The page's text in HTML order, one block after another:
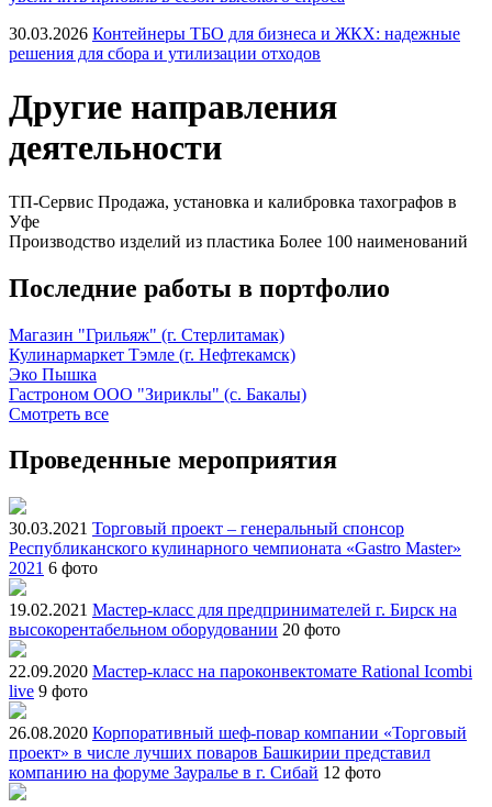
30.03.2026 Контейнеры ТБО для бизнеса и ЖКХ: надежные
решения для сбора и утилизации отходов
Другие направления
деятельности
ТП-Сервис Продажа, установка и калибровка тахографов в
Уфе
Производство изделий из пластика Более 100 наименований
Последние работы в портфолио
Магазин "Грильяж" (г. Стерлитамак)
Кулинармаркет Тэмле (г. Нефтекамск)
Эко Пышка
Гастроном ООО "Зириклы" (с. Бакалы)
Смотреть все
Проведенные мероприятия
30.03.2021 Торговый проект – генеральный спонсор
Республиканского кулинарного чемпионата «Gastro Master»
2021 6 фото
19.02.2021 Мастер-класс для предпринимателей г. Бирск на
высокорентабельном оборудовании 20 фото
22.09.2020 Мастер-класс на пароконвектомате Rational Icombi
live 9 фото
26.08.2020 Корпоративный шеф-повар компании «Торговый
проект» в числе лучших поваров Башкирии представил
компанию на форуме Зауралье в г. Сибай 12 фото